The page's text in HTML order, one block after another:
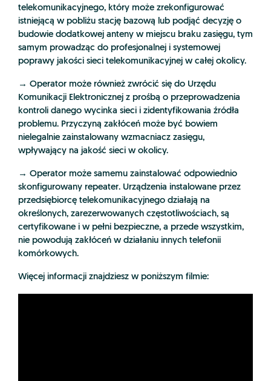
telekomunikacyjnego, który może zrekonfigurować
istniejącą w pobliżu stację bazową lub podjąć decyzję o
budowie dodatkowej anteny w miejscu braku zasięgu, tym
samym prowadząc do profesjonalnej i systemowej
poprawy jakości sieci telekomunikacyjnej w całej okolicy.
→ Operator może również zwrócić się do Urzędu
Komunikacji Elektronicznej z prośbą o przeprowadzenia
kontroli danego wycinka sieci i zidentyfikowania źródła
problemu. Przyczyną zakłóceń może być bowiem
nielegalnie zainstalowany wzmacniacz zasięgu,
wpływający na jakość sieci w okolicy.
→ Operator może samemu zainstalować odpowiednio
skonfigurowany repeater. Urządzenia instalowane przez
przedsiębiorcę telekomunikacyjnego działają na
określonych, zarezerwowanych częstotliwościach, są
certyfikowane i w pełni bezpieczne, a przede wszystkim,
nie powodują zakłóceń w działaniu innych telefonii
komórkowych.
Więcej informacji znajdziesz w poniższym filmie: